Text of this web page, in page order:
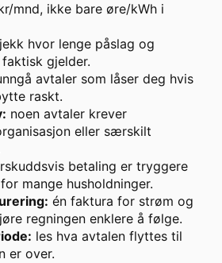
mnd, ikke bare øre/kWh i
hvor lenge påslag og
gjelder.
avtaler som låser deg hvis
raskt.
noen avtaler krever
eller særskilt
betaling er tryggere
mange husholdninger.
én faktura for strøm og
regningen enklere å følge.
les hva avtalen flyttes til
er over.